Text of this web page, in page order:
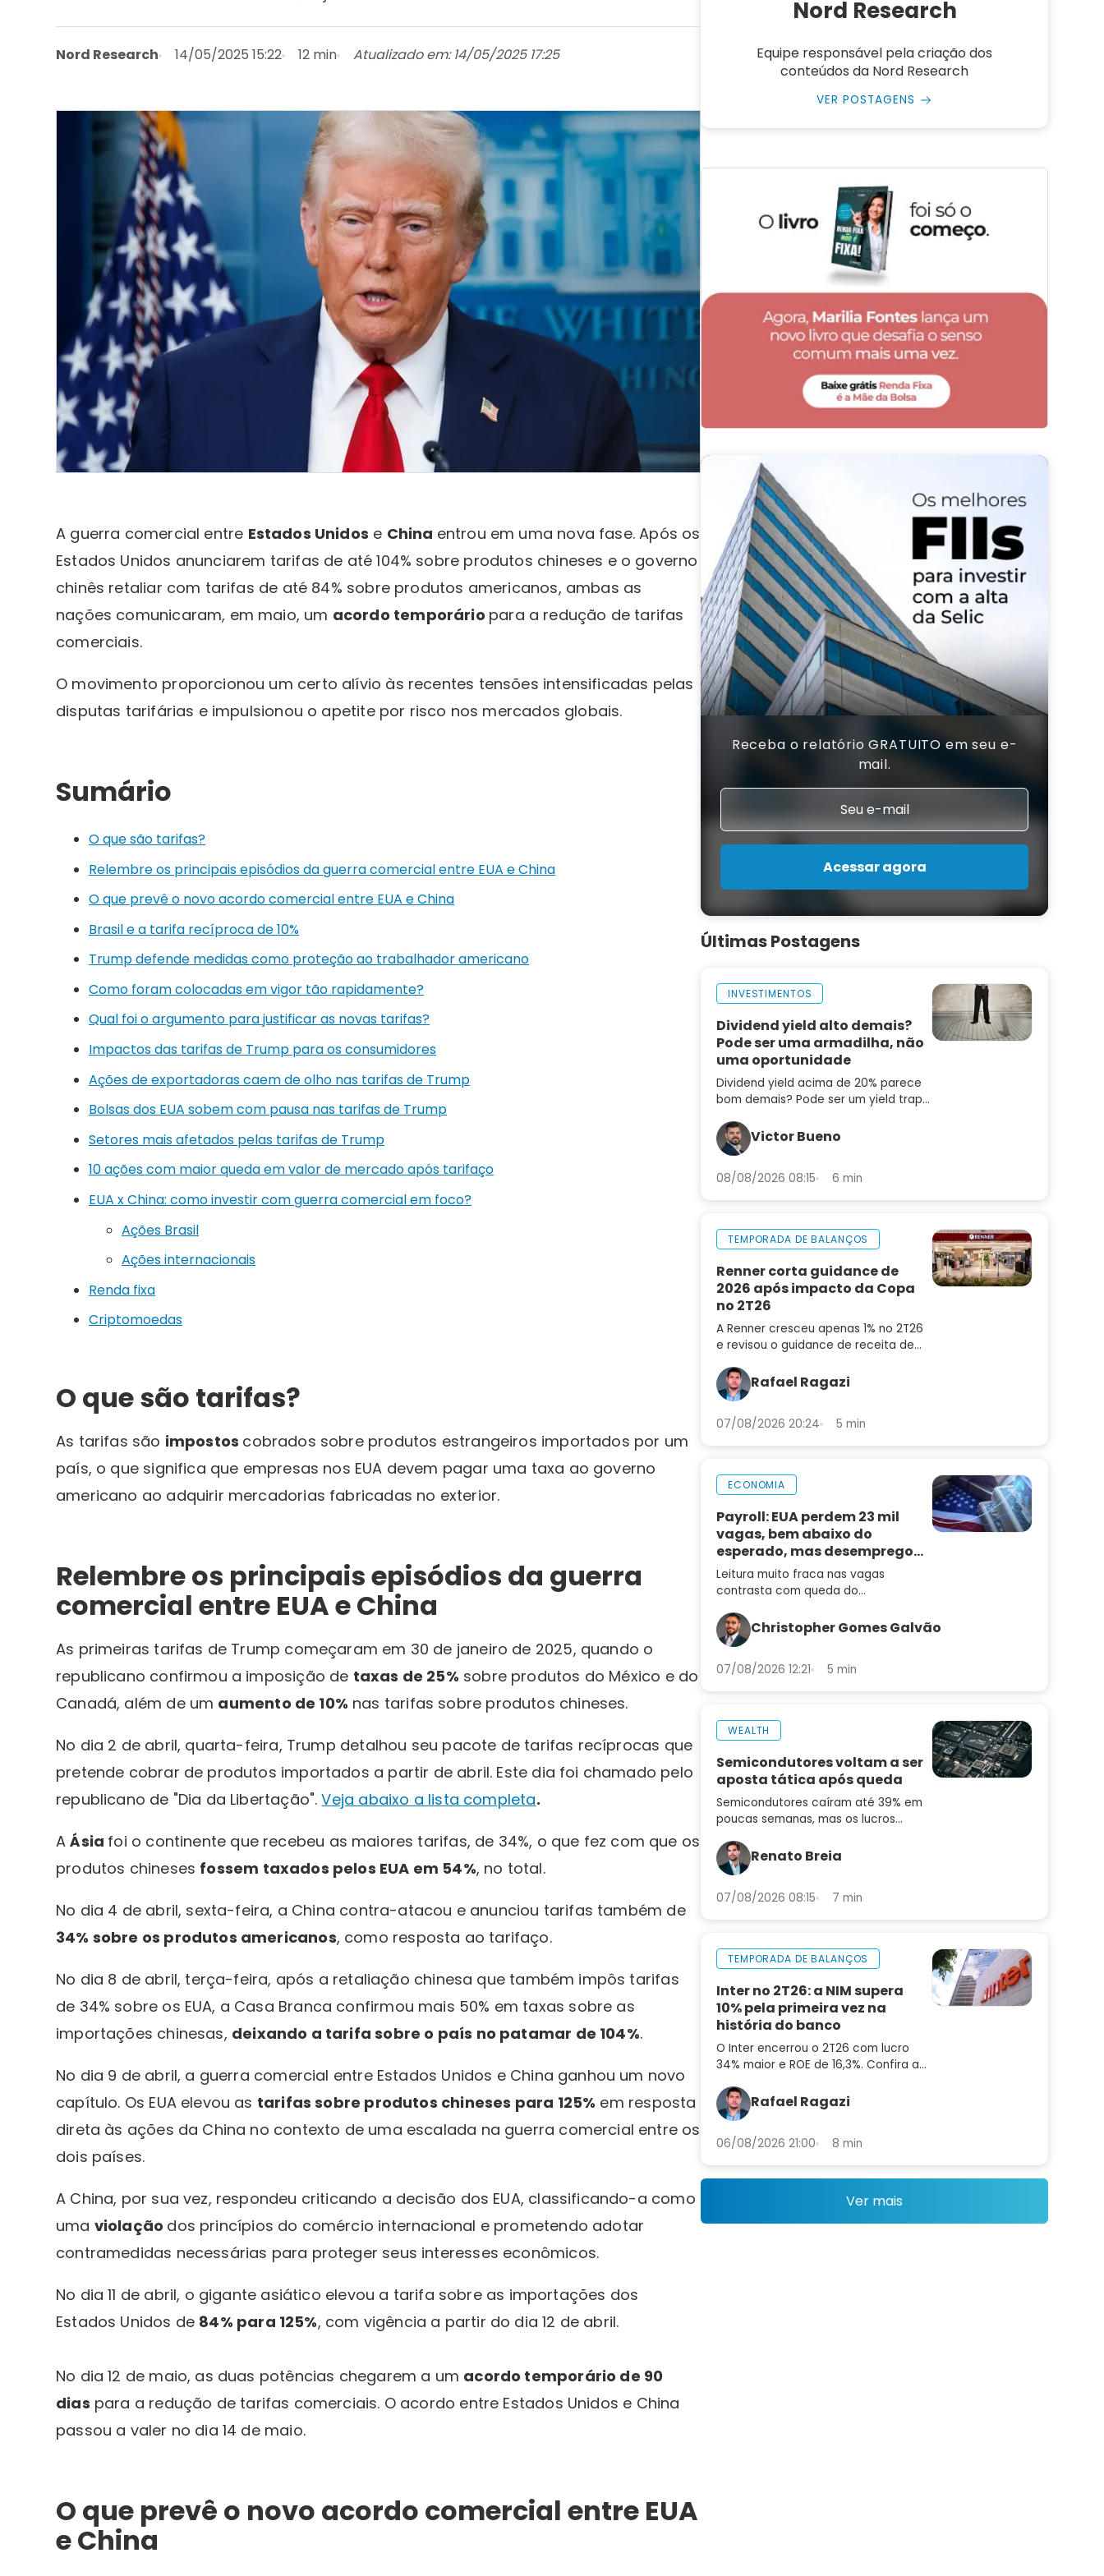
Nord Research 14/05/2025 15:22 12 min Atualizado em: 14/05/2025 17:25
A guerra comercial entre Estados Unidos e China entrou em uma nova fase. Após os
Estados Unidos anunciarem tarifas de até 104% sobre produtos chineses e o governo
chinês retaliar com tarifas de até 84% sobre produtos americanos, ambas as
nações comunicaram, em maio, um acordo temporário para a redução de tarifas
comerciais.
O movimento proporcionou um certo alívio às recentes tensões intensificadas pelas
disputas tarifárias e impulsionou o apetite por risco nos mercados globais.
Sumário
O que são tarifas?
Relembre os principais episódios da guerra comercial entre EUA e China
O que prevê o novo acordo comercial entre EUA e China
Brasil e a tarifa recíproca de 10%
Trump defende medidas como proteção ao trabalhador americano
Como foram colocadas em vigor tão rapidamente?
Qual foi o argumento para justificar as novas tarifas?
Impactos das tarifas de Trump para os consumidores
Ações de exportadoras caem de olho nas tarifas de Trump
Bolsas dos EUA sobem com pausa nas tarifas de Trump
Setores mais afetados pelas tarifas de Trump
10 ações com maior queda em valor de mercado após tarifaço
EUA x China: como investir com guerra comercial em foco?
Ações Brasil
Ações internacionais
Renda fixa
Criptomoedas
O que são tarifas?
As tarifas são impostos cobrados sobre produtos estrangeiros importados por um
país, o que significa que empresas nos EUA devem pagar uma taxa ao governo
americano ao adquirir mercadorias fabricadas no exterior.
Relembre os principais episódios da guerra
comercial entre EUA e China
As primeiras tarifas de Trump começaram em 30 de janeiro de 2025, quando o
republicano confirmou a imposição de taxas de 25% sobre produtos do México e do
Canadá, além de um aumento de 10% nas tarifas sobre produtos chineses.
No dia 2 de abril, quarta-feira, Trump detalhou seu pacote de tarifas recíprocas que
pretende cobrar de produtos importados a partir de abril. Este dia foi chamado pelo
republicano de "Dia da Libertação".Veja abaixo a lista completa.
AÁsia foi o continente que recebeu as maiores tarifas, de 34%, o que fez com que os
produtos chineses fossem taxados pelos EUA em 54%, no total.
No dia 4 de abril, sexta-feira, a China contra-atacou e anunciou tarifas também de
34% sobre os produtos americanos, como resposta ao tarifaço.
No dia 8 de abril, terça-feira, após a retaliação chinesa que também impôs tarifas
de 34% sobre os EUA, a Casa Branca confirmou mais 50% em taxas sobre as
importações chinesas, deixando a tarifa sobre o país no patamar de 104%.
No dia 9 de abril, a guerra comercial entre Estados Unidos e China ganhou um novo
capítulo. Os EUA elevou as tarifas sobre produtos chineses para 125% em resposta
direta às ações da China no contexto de uma escalada na guerra comercial entre os
dois países.
A China, por sua vez, respondeu criticando a decisão dos EUA, classificando-a como
uma violação dos princípios do comércio internacional e prometendo adotar
contramedidas necessárias para proteger seus interesses econômicos. ​
No dia 11 de abril, o gigante asiático elevou a tarifa sobre as importações dos
Estados Unidos de 84% para 125%, com vigência a partir do dia 12 de abril.
No dia 12 de maio, as duas potências chegarem a um acordo temporário de 90
dias para a redução de tarifas comerciais. O acordo entre Estados Unidos e China
passou a valer no dia 14 de maio.
O que prevê o novo acordo comercial entre EUA
e China
Nord Research
Equipe responsável pela criação dos
conteúdos da Nord Research
VER POSTAGENS
Receba o relatório GRATUITO em seu e-
mail.
Acessar agora
Últimas Postagens
INVESTIMENTOS
Dividend yield alto demais?
Pode ser uma armadilha, não
uma oportunidade
Dividend yield acima de 20% parece
bom demais? Pode ser um yield trap.
separam pagadoras sustentáveis de
armadilhas
Victor Bueno
08/08/2026 08:15 6 min
TEMPORADA DE BALANÇOS
Renner corta guidance de
2026 após impacto da Copa
no 2T26
A Renner cresceu apenas 1% no 2T26
e revisou o guidance de receita de
do balanço e as perspectivas para
LREN3
Rafael Ragazi
07/08/2026 20:24 5 min
ECONOMIA
Payroll: EUA perdem 23 mil
vagas, bem abaixo do
esperado, mas desemprego
cai
Leitura muito fraca nas vagas
contrasta com queda do
no radarChristopher Gomes Galvão
07/08/2026 12:21 5 min
WEALTH
Semicondutores voltam a ser
aposta tática após queda
Semicondutores caíram até 39% em
poucas semanas, mas os lucros
setor pode ser uma oportunidade
agora
Renato Breia
07/08/2026 08:15 7 min
TEMPORADA DE BALANÇOS
Inter no 2T26: a NIM supera
10% pela primeira vez na
história do banco
O Inter encerrou o 2T26 com lucro
34% maior e ROE de 16,3%. Confira a
para INBR32Rafael Ragazi
06/08/2026 21:00 8 min
Ver mais